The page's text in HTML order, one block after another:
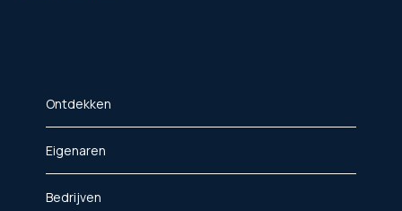
Ontdekken
Eigenaren
Bedrijven